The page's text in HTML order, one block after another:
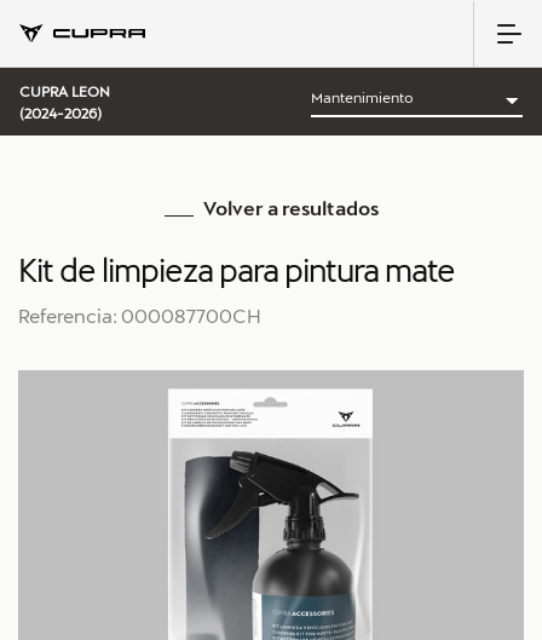
CUPRA LEON
(2024-2026)
Volver a resultados
Kit de limpieza para pintura mate
Referencia: 000087700CH